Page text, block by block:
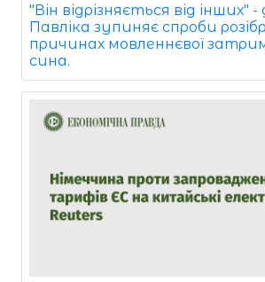
"Він відрізняється від інших"
Павліка зупиняє спроби
причинах мовленнєвої
сина.